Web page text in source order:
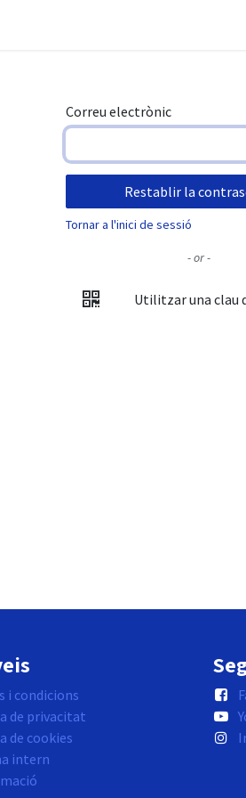
Correu electrònic
Restablir la
Tornar a l'inici de sessió
- or -
Utilitzar una clau
i condicions
de privacitat
de cookies
intern